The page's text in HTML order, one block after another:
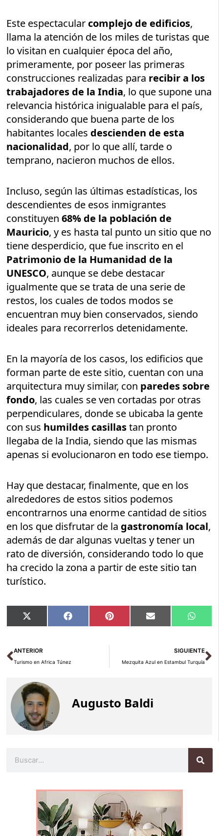
Este espectacular complejo de edificios,
llama la atención de los miles de turistas que
lo visitan en cualquier época del año,
primeramente, por poseer las primeras
construcciones realizadas para recibir a los
trabajadores de la India, lo que supone una
relevancia histórica inigualable para el país,
considerando que buena parte de los
habitantes locales descienden de esta
nacionalidad, por lo que allí, tarde o
temprano, nacieron muchos de ellos.
Incluso, según las últimas estadísticas, los
descendientes de esos inmigrantes
constituyen68% de la población de
Mauricio, y es hasta tal punto un sitio que no
tiene desperdicio, que fue inscrito en el
Patrimonio de la Humanidad de la
UNESCO, aunque se debe destacar
igualmente que se trata de una serie de
restos, los cuales de todos modos se
encuentran muy bien conservados, siendo
ideales para recorrerlos detenidamente.
En la mayoría de los casos, los edificios que
forman parte de este sitio, cuentan con una
arquitectura muy similar, con paredes sobre
fondo, las cuales se ven cortadas por otras
perpendiculares, donde se ubicaba la gente
con sus humildes casillastan pronto
llegaba de la India, siendo que las mismas
apenas si evolucionaron en todo ese tiempo.
Hay que destacar, finalmente, que en los
alrededores de estos sitios podemos
encontrarnos una enorme cantidad de sitios
en los que disfrutar de la gastronomía local,
además de dar algunas vueltas y tener un
rato de diversión, considerando todo lo que
ha crecido la zona a partir de este sitio tan
turístico.
Compartir
en
X
(Twitter)
Compartir
en
Facebook Compartir
en
Pinterest Compartir
en
Email
en
Ant
ANTERIOR
Turismo en Africa Túnez
SIGUIENTE
Mezquita Azul en Estambul Turquía
Augusto Baldi